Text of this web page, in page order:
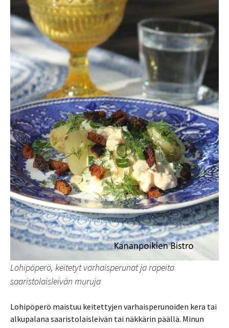
Lohipöperö, keitetyt varhaisperunat ja rapeita
saaristolaisleivän muruja
Lohipöperö maistuu keitettyjen varhaisperunoiden kera tai
alkupalana saaristolaisleivän tai näkkärin päällä. Minun